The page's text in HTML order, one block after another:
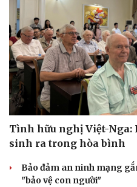
Tình hữu nghị Việt-Nga:
sinh ra trong hòa bình
Bảo đảm an ninh mạng
"bảo vệ con người"